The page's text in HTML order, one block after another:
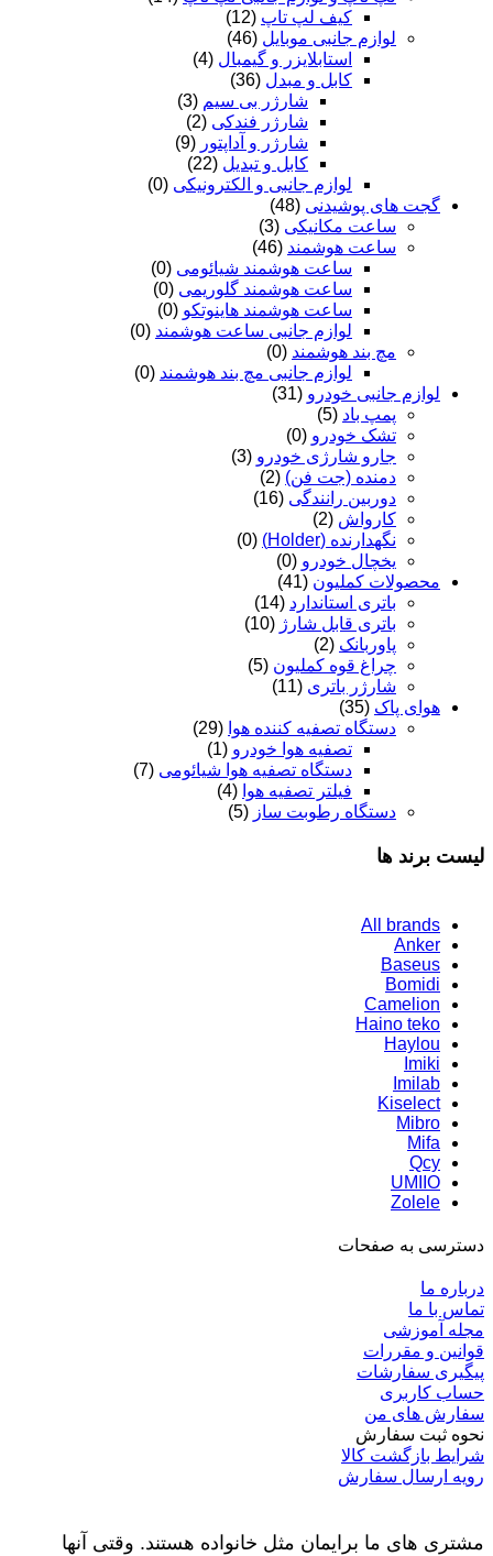
کیف لپ تاپ (12)
لوازم جانبی موبایل (46)
استابلایزر و گیمبال (4)
کابل و مبدل (36)
شارژر بی سیم (3)
شارژر فندکی (2)
شارژر و آداپتور (9)
کابل و تبدیل (22)
لوازم جانبی و الکترونیکی (0)
گجت های پوشیدنی (48)
ساعت مکانیکی (3)
ساعت هوشمند (46)
ساعت هوشمند شیائومی (0)
ساعت هوشمند گلوریمی (0)
ساعت هوشمند هاینوتکو (0)
لوازم جانبی ساعت هوشمند (0)
مچ بند هوشمند (0)
لوازم جانبی مچ بند هوشمند (0)
لوازم جانبی خودرو (31)
پمپ باد (5)
تشک خودرو (0)
جارو شارژی خودرو (3)
دمنده (جت فن) (2)
دوربین رانندگی (16)
کارواش (2)
نگهدارنده (Holder)
(0)
یخچال خودرو (0)
محصولات کملیون (41)
باتری استاندارد (14)
باتری قابل شارژ (10)
پاوربانک (2)
چراغ قوه کملیون (5)
شارژر باتری (11)
هوای پاک (35)
دستگاه تصفیه کننده هوا (29)
تصفیه هوا خودرو (1)
دستگاه تصفیه هوا شیائومی (7)
فیلتر تصفیه هوا (4)
دستگاه رطوبت ساز (5)
لیست برند ها
All brands
Anker
Baseus
Bomidi
Camelion
Haino teko
Haylou
Imiki
Imilab
Kiselect
Mibro
Mifa
Qcy
UMIIO
Zolele
دسترسی به صفحات
درباره ما
تماس با ما
مجله آموزشی
قوانین و مقررات
پیگیری سفارشات
حساب کاربری
سفارش های من
نحوه ثبت سفارش
شرایط بازگشت کالا
رویه ارسال سفارش
مشتری های ما برایمان مثل خانواده هستند. وقتی آنها